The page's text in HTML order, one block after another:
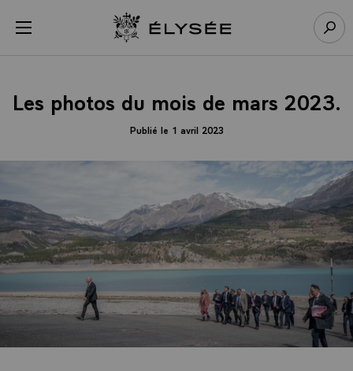
menu Retour à l’accueil Élysée
Les photos du mois de mars 2023.
Publié le 1 avril 2023
Panneau de gestion des cookies